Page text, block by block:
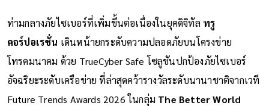
ท่ามกลางภัยไซเบอร์ที่เพิ่มขึ้นต่อเนื่องในยุคดิจิทัล ทรู
คอร์ปอเรชั่น เดินหน้ายกระดับความปลอดภัยบนโครงข่าย
โทรคมนาคม ด้วย TrueCyber Safe โซลูชันปกป้องภัยไซเบอร์
อัจฉริยะระดับเครือข่าย ที่ล่าสุดคว้ารางวัลระดับนานาชาติจากเวที
Future Trends Awards 2026 ในกลุ่ม The Better World